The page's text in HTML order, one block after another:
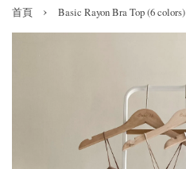
首頁 › Basic Rayon Bra Top (6 colors)